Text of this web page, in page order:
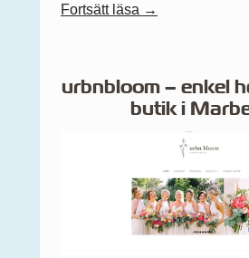
Fortsätt läsa →
urbnbloom – enkel
butik i